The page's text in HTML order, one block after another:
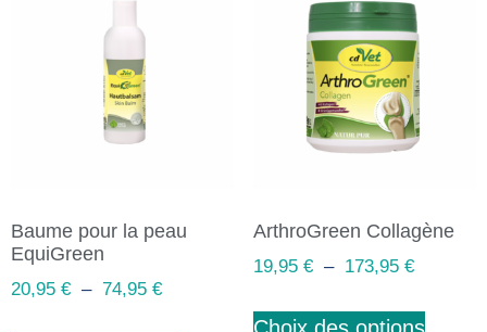
Baume pour la peau
EquiGreen
20,95 € – 74,95 €
ArthroGreen Collagène
19,95 € – 173,95 €